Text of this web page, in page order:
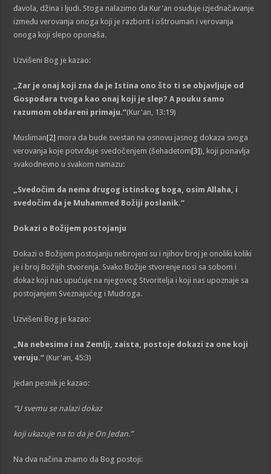
đavola, džina i ljudi. Stoga nalazimo da Kur'an osuđuje izjednačavanje
između verovanja onoga koji je razborit i oštrouman i verovanja
onoga koji slepo oponaša.
Uzvišeni Bog je kazao:
„Zar je onaj koji zna da je Istina ono što ti se objavljuje od
Gospodara tvoga kao onaj koji je slep? A pouku samo
razumom obdareni primaju.“(Kur'an, 13:19)
Musliman[2] mora da bude svestan na osnovu jasnog dokaza svoga
verovanja koje potvrđuje svedočenjem (šehadetom[3]), koji ponavlja
svakodnevno u svakom namazu:
„Svedočim da nema drugog istinskog boga, osim Allaha, i
svedočim da je Muhammed Božiji poslanik.“
Dokazi o Božijem postojanju
Dokazi o Božijem postojanju nebrojeni su i njihov broj je onoliki koliki
je i broj Božijih stvorenja. Svako Božije stvorenje nosi sa sobom i
dokaz koji nas upućuje na njegovog Stvoritelja i koji nas upoznaje sa
postojanjem Sveznajućeg i Mudroga.
Uzvišeni Bog je kazao:
„Na nebesima i na Zemlji, zaista, postoje dokazi za one koji
veruju.“ (Kur'an, 45:3)
Jedan pesnik je kazao:
“U svemu se nalazi dokaz
koji ukazuje na to da je On Jedan.”
Na dva načina znamo da Bog postoji: